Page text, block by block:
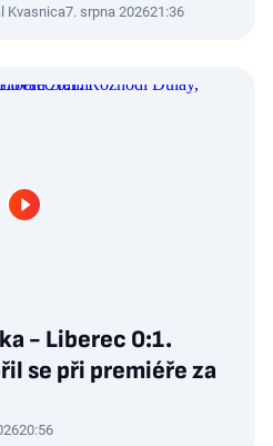
Kvasnica7. srpna 202621:36
- Liberec 0:1.
se při premiéře za
20:56